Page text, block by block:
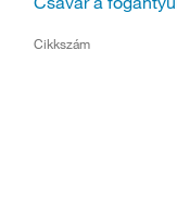
Cikkszám